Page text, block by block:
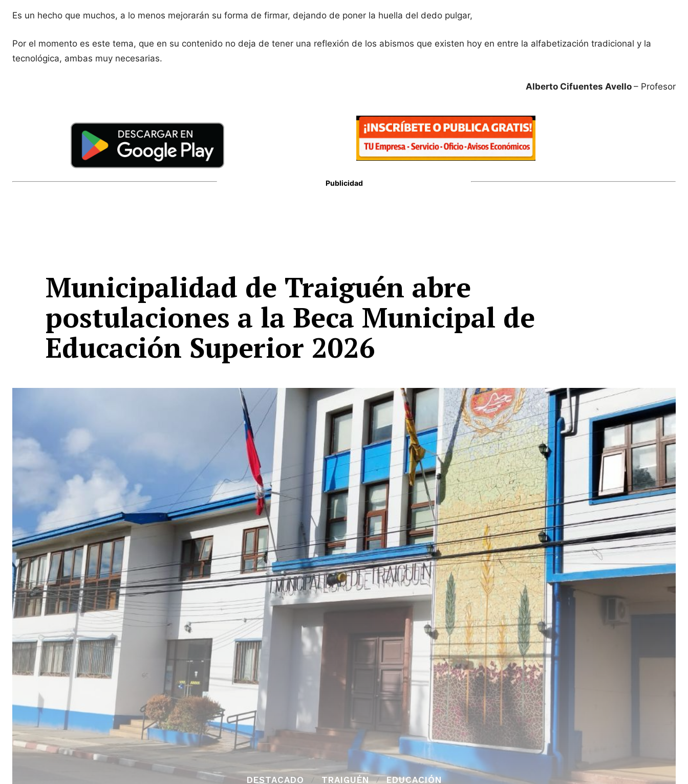
Es un hecho que muchos, a lo menos mejorarán su forma de firmar, dejando de poner la huella del dedo pulgar,
Por el momento es este tema, que en su contenido no deja de tener una reflexión de los abismos que existen hoy en entre la alfabetización tradicional y la
tecnológica, ambas muy necesarias.
Alberto Cifuentes Avello – Profesor
Publicidad